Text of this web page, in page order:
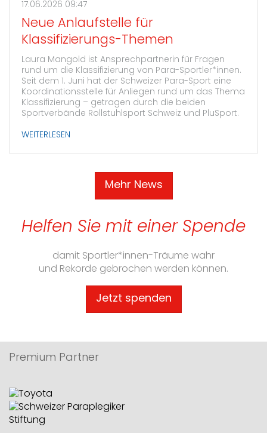
17.06.2026 09:47
Neue Anlaufstelle für
Klassifizierungs-Themen
Laura Mangold ist Ansprechpartnerin für Fragen
rund um die Klassifizierung von Para-Sportler*innen.
Seit dem 1. Juni hat der Schweizer Para-Sport eine
Koordinationsstelle für Anliegen rund um das Thema
Klassifizierung – getragen durch die beiden
Sportverbände Rollstuhlsport Schweiz und PluSport.
WEITERLESEN
Mehr News
Helfen Sie mit einer Spende
damit Sportler*innen-Träume wahr
und Rekorde gebrochen werden können.
Jetzt spenden
Premium Partner